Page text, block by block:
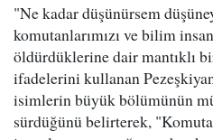
"Ne kadar düşünürsem
komutanlarımızı ve bilim
öldürdüklerine dair mantıklı
ifadelerini kullanan
isimlerin büyük bölümünün
sürdüğünü belirterek,